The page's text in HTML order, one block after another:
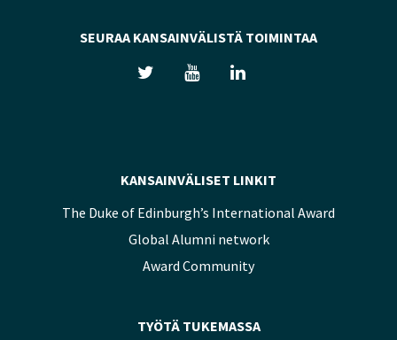
SEURAA KANSAINVÄLISTÄ TOIMINTAA
KANSAINVÄLISET LINKIT
The Duke of Edinburgh’s International Award
Global Alumni network
Award Community
TYÖTÄ TUKEMASSA